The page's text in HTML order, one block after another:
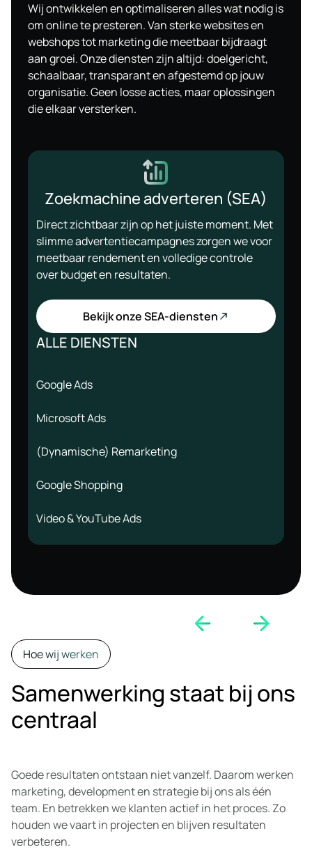
Wij ontwikkelen en optimaliseren alles wat nodig is
om online te presteren. Van sterke websites en
webshops tot marketing die meetbaar bijdraagt
aan groei. Onze diensten zijn altijd: doelgericht,
schaalbaar, transparant en afgestemd op jouw
organisatie. Geen losse acties, maar oplossingen
die elkaar versterken.
Zoekmachine adverteren (SEA)
Direct zichtbaar zijn op het juiste moment. Met
slimme advertentiecampagnes zorgen we voor
meetbaar rendement en volledige controle
over budget en resultaten.
Bekijk onze SEA-diensten
ALLE DIENSTEN
Google Ads
Microsoft Ads
(Dynamische) Remarketing
Google Shopping
Video & YouTube Ads
Hoe wij werken
Samenwerking staat bij ons
centraal
Goede resultaten ontstaan niet vanzelf. Daarom werken
marketing, development en strategie bij ons als één
team. En betrekken we klanten actief in het proces. Zo
houden we vaart in projecten en blijven resultaten
verbeteren.